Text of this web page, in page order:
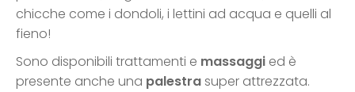
chicche come i dondoli, i lettini ad acqua e quelli al
fieno!
Sono disponibili trattamenti e massaggi ed è
presente anche una palestrasuper attrezzata.